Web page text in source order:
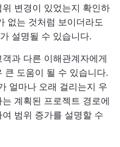
변경이 있었는지 확인하
없는 것처럼 보이더라도
설명될 수 있습니다.
과 다른 이해관계자에게
큰 도움이 될 수 있습니다.
얼마나 오래 걸리는지 우
계획된 프로젝트 경로에
범위 증가를 설명할 수